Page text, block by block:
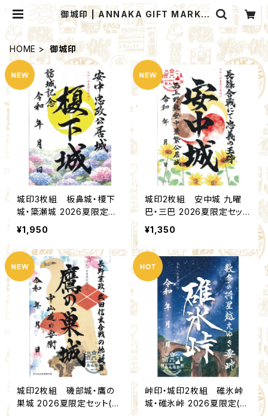
御城印 | ANNAKA GIFT MARKE
T
HOME 御城印
城印3枚組 板鼻城・榎下
城・簗瀬城 2026夏限定セ
ット(18,19,20)：北群馬甲冑
工房【群雄印】×安中市観光
機構
¥1,950
城印2枚組 安中城 九曜
巴・三巴 2026夏限定セット
(2,4)：北群馬甲冑工房【群
雄印】×安中市観光機構
¥1,350
城印2枚組 磯部城・鷹の
巣城 2026夏限定セット(6,
峠印・城印2枚組 碓氷峠
城・碓氷峠 2026夏限定(7,